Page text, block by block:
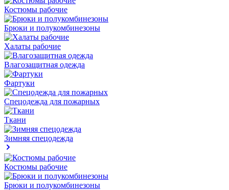
Костюмы рабочие
Брюки и полукомбинезоны
Халаты рабочие
Влагозащитная одежда
Фартуки
Спецодежда для пожарных
Ткани
Зимняя спецодежда
Костюмы рабочие
Брюки и полукомбинезоны